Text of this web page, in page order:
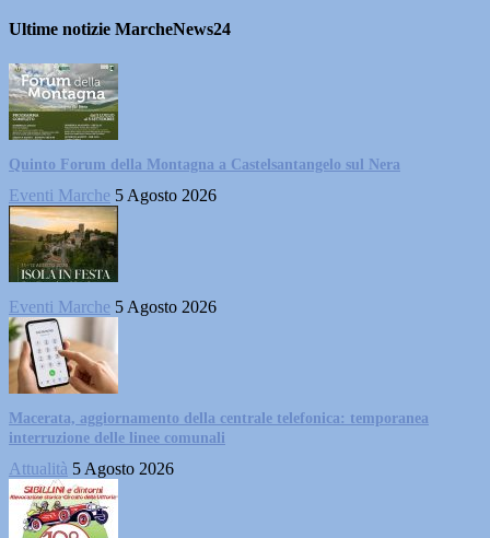
Ultime notizie MarcheNews24
Quinto Forum della Montagna a Castelsantangelo sul Nera
Eventi Marche 5 Agosto 2026
Eventi Marche 5 Agosto 2026
Macerata, aggiornamento della centrale telefonica: temporanea
interruzione delle linee comunali
Attualità 5 Agosto 2026